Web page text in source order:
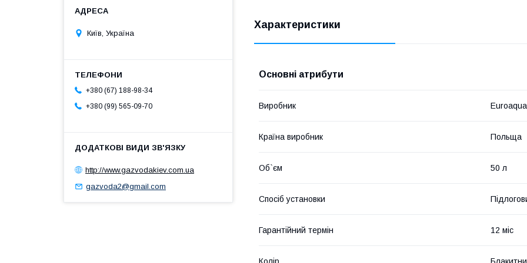
Характеристики
Основні атрибути
Виробник Euroaqua
Країна виробник Польща
Об`єм 50 л
Спосіб установки
Гарантійний термін 12 міс
Колір
Київ, Україна
+380 (67) 188-98-34
+380 (99) 565-09-70
http://www.gazvodakiev.com.ua
gazvoda2@gmail.com